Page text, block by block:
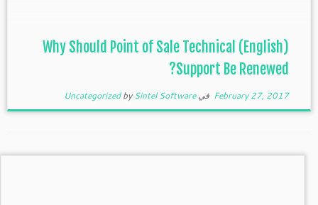
(English) Why Should Point of Sale Technical
Support Be Renewed?
February 27, 2017 في UncategorizedbySintel Software